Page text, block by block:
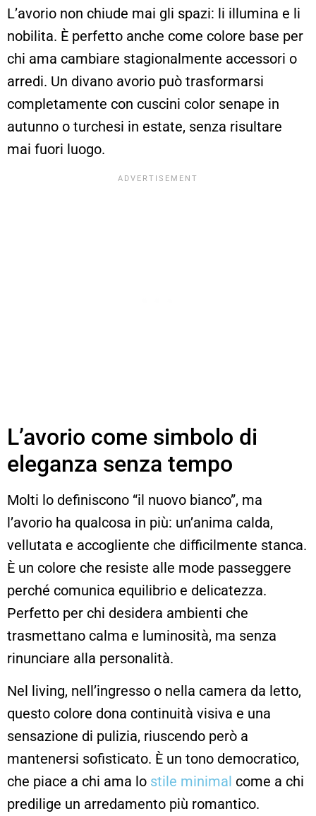
L’avorio non chiude mai gli spazi: li illumina e li
nobilita. È perfetto anche come colore base per
chi ama cambiare stagionalmente accessori o
arredi. Un divano avorio può trasformarsi
completamente con cuscini color senape in
autunno o turchesi in estate, senza risultare
mai fuori luogo.
L’avorio come simbolo di
eleganza senza tempo
Molti lo definiscono “il nuovo bianco”, ma
l’avorio ha qualcosa in più: un’anima calda,
vellutata e accogliente che difficilmente stanca.
È un colore che resiste alle mode passeggere
perché comunica equilibrio e delicatezza.
Perfetto per chi desidera ambienti che
trasmettano calma e luminosità, ma senza
rinunciare alla personalità.
Nel living, nell’ingresso o nella camera da letto,
questo colore dona continuità visiva e una
sensazione di pulizia, riuscendo però a
mantenersi sofisticato. È un tono democratico,
che piace a chi ama lo stile minimal come a chi
predilige un arredamento più romantico.